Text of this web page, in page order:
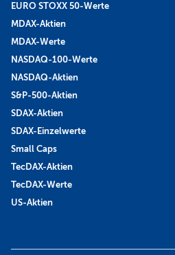
EURO STOXX 50-Werte
MDAX-Aktien
MDAX-Werte
NASDAQ-100-Werte
NASDAQ-Aktien
S&P-500-Aktien
SDAX-Aktien
SDAX-Einzelwerte
Small Caps
TecDAX-Aktien
TecDAX-Werte
US-Aktien